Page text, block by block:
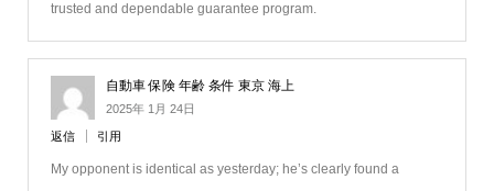
trusted and dependable guarantee program.
自動車 保険 年齢 条件 東京 海上
2025年 1月 24日
返信 引用
My opponent is identical as yesterday; he’s clearly found a